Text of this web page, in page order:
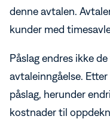
denne avtalen.
kunder med
Påslag endres ikke
avtaleinngåelse.
påslag, herunder
kostnader til